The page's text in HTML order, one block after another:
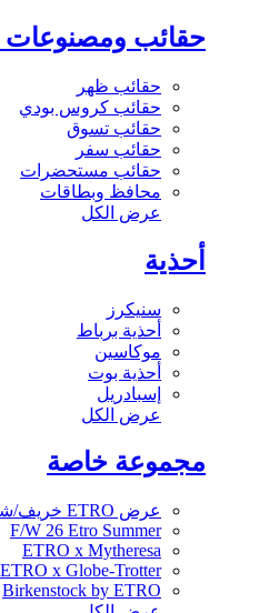
حقائب ومصنوعات
حقائب ظهر
حقائب كروس بودي
حقائب تسوق
حقائب سفر
حقائب مستحضرات
محافظ وبطاقات
عرض الكل
أحذية
سنيكرز
أحذية برباط
موكاسين
أحذية بوت
إسبادريل
عرض الكل
مجموعة خاصة
عرض ETRO خريف/شتاء 2026
F/W 26 Etro Summer
ETRO x Mytheresa
ETRO x Globe-Trotter
Birkenstock by ETRO